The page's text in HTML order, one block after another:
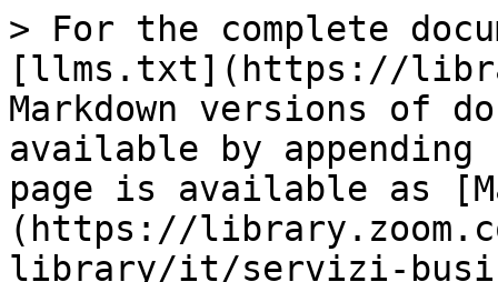
> For the complete
[llms.txt](https://
Markdown versions of
available by
page is available as
(https://
library/it/servizi-